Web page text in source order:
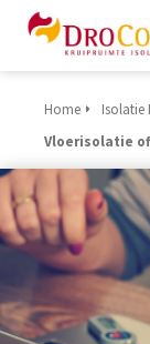
Home Isolatie
Vloerisolatie